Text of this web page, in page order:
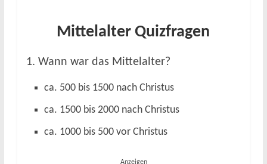
Mittelalter Quizfragen
1. Wann war das Mittelalter?
ca. 500 bis 1500 nach Christus
ca. 1500 bis 2000 nach Christus
ca. 1000 bis 500 vor Christus
Anzeigen